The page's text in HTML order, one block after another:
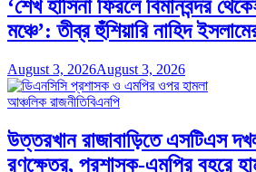
‘শেখ হাসিনা ফিরলে বিমানবন্দর
মঞ্চে’: তীব্র হুঁশিয়ারি নাহিদ
August 3, 2026August 3, 2026
আঞ্চলিক রাজনীতিবিএনপি
উত্তরখান রাজাবাড়িতে এসটিএস
রণক্ষেত্র, প্রশাসক-এমপির বহরে